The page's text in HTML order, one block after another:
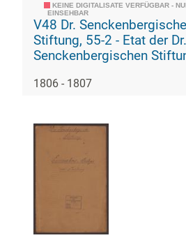
KEINE DIGITALISATE VERFÜGBAR -
EINSEHBAR
V48 Dr. Senckenbergische
Stiftung, 55-2 - Etat der Dr.
Senckenbergischen
1806 - 1807